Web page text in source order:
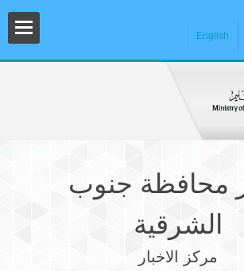
English
محافظة جنوب
الشرقية
مركز الاخبار